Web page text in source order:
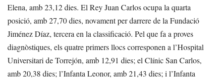
Elena, amb 23,12 dies. El Rey Juan Carlos ocupa la quarta
posició, amb 27,70 dies, novament per darrere de la Fundació
Jiménez Díaz, tercera en la classificació. Pel que fa a proves
diagnòstiques, els quatre primers llocs corresponen a l’Hospital
Universitari de Torrejón, amb 12,91 dies; el Clínic San Carlos,
amb 20,38 dies; l’Infanta Leonor, amb 21,43 dies; i l’Infanta